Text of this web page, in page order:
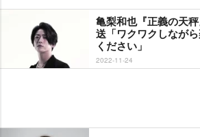
亀梨和也『正義の天
送「ワクワクしなが
ください」
2022-11-24